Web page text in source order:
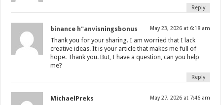
Reply
binance h"anvisningsbonus May 23, 2026 at 6:18 am
Thank you for your sharing. I am worried that I lack
creative ideas. It is your article that makes me full of
hope. Thank you. But, I have a question, can you help
me?
Reply
MichaelPreks May 27, 2026 at 7:46 am